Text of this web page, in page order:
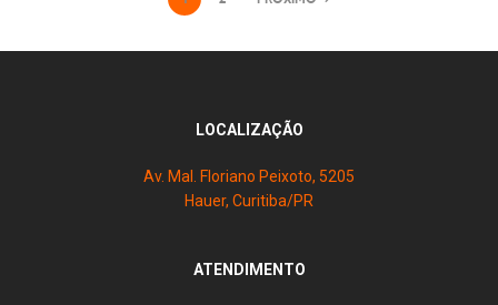
LOCALIZAÇÃO
Av. Mal. Floriano Peixoto, 5205
Hauer, Curitiba/PR
ATENDIMENTO